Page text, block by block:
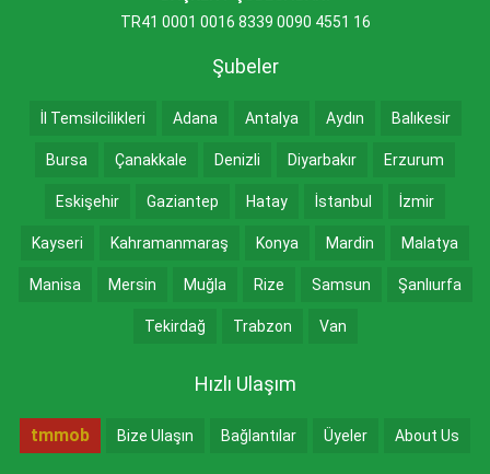
TR41 0001 0016 8339 0090 4551 16
Şubeler
İl Temsilcilikleri Adana Antalya Aydın Balıkesir
Bursa Çanakkale Denizli Diyarbakır Erzurum
Eskişehir Gaziantep Hatay İstanbul İzmir
Kayseri Kahramanmaraş Konya Mardin Malatya
Manisa Mersin Muğla Rize Samsun Şanlıurfa
Tekirdağ Trabzon Van
Hızlı Ulaşım
tmmob Bize Ulaşın Bağlantılar Üyeler About Us